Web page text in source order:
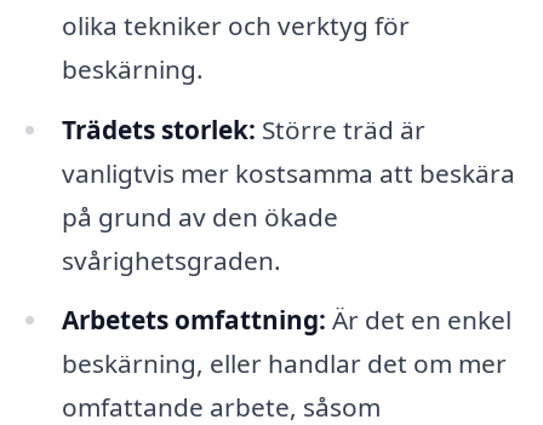
olika tekniker och verktyg för
beskärning.
Trädets storlek: Större träd är
vanligtvis mer kostsamma att beskära
på grund av den ökade
svårighetsgraden.
Arbetets omfattning: Är det en enkel
beskärning, eller handlar det om mer
omfattande arbete, såsom